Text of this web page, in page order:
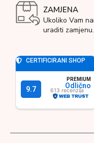
ZAMJENA
Ukoliko Vam
uraditi zamjenu.